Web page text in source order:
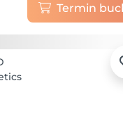
Termin